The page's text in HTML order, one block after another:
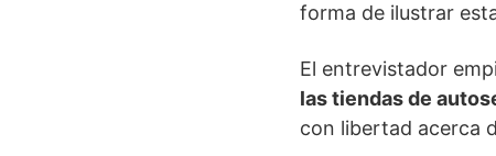
forma de ilustrar
El entrevistador
las tiendas de
con libertad acerca